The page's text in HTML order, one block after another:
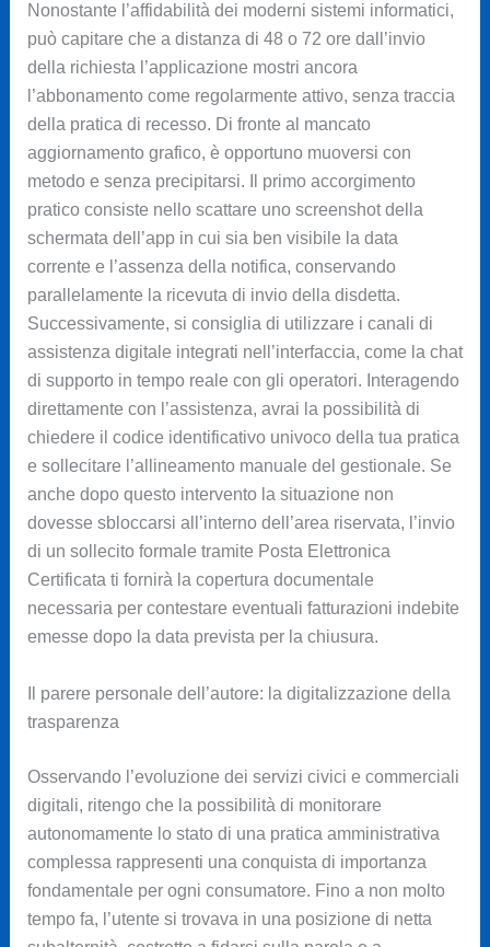
Nonostante l’affidabilità dei moderni sistemi informatici,
può capitare che a distanza di 48 o 72 ore dall’invio
della richiesta l’applicazione mostri ancora
l’abbonamento come regolarmente attivo, senza traccia
della pratica di recesso. Di fronte al mancato
aggiornamento grafico, è opportuno muoversi con
metodo e senza precipitarsi. Il primo accorgimento
pratico consiste nello scattare uno screenshot della
schermata dell’app in cui sia ben visibile la data
corrente e l’assenza della notifica, conservando
parallelamente la ricevuta di invio della disdetta.
Successivamente, si consiglia di utilizzare i canali di
assistenza digitale integrati nell’interfaccia, come la chat
di supporto in tempo reale con gli operatori. Interagendo
direttamente con l’assistenza, avrai la possibilità di
chiedere il codice identificativo univoco della tua pratica
e sollecitare l’allineamento manuale del gestionale. Se
anche dopo questo intervento la situazione non
dovesse sbloccarsi all’interno dell’area riservata, l’invio
di un sollecito formale tramite Posta Elettronica
Certificata ti fornirà la copertura documentale
necessaria per contestare eventuali fatturazioni indebite
emesse dopo la data prevista per la chiusura.
Il parere personale dell’autore: la digitalizzazione della
trasparenza
Osservando l’evoluzione dei servizi civici e commerciali
digitali, ritengo che la possibilità di monitorare
autonomamente lo stato di una pratica amministrativa
complessa rappresenti una conquista di importanza
fondamentale per ogni consumatore. Fino a non molto
tempo fa, l’utente si trovava in una posizione di netta